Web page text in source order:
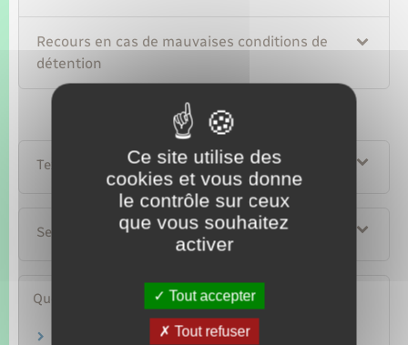
Recours en cas de mauvaises conditions de
détention
Textes de référence
Services en ligne et formulaires
Questions ? Réponses !
Contrôleur général des prisons : comment le
Ce site utilise des
cookies et vous donne
le contrôle sur ceux
que vous souhaitez
activer
Tout accepter
Tout refuser